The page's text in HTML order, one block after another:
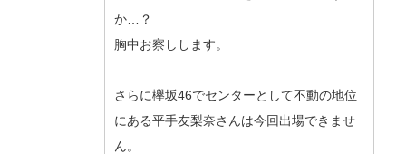
か…？
胸中お察しします。
さらに欅坂46でセンターとして不動の地位
にある平手友梨奈さんは今回出場できませ
ん。